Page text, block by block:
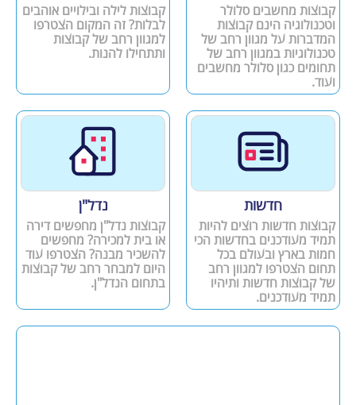
קבוצות מחשבים סלולר
וטכנולוגיה הינם קבוצות
המדברות על מגוון רחב של
טכנולוגיות במגוון רחב של
תחומים כגון סלולר מחשבים
ועוד.
קבוצות לילה ובילויים אוהבים
לבלות? זה המקום הצטרפו
למגוון רחב של קבוצות
ותתחילו להנות.
חדשות
קבוצות חדשות רוצים להיות
תמיד מעודכנים בחדשות הכי
חמות בארץ ובעולם בכל
תחום הצטרפו למגוון רחב
של קבוצות חדשות ותיהיו
תמיד מעודכנים.
נדל"ן
קבוצות נדל"ן מחפשים דירה
או בית למכירה? מחפשים
להשכיר מבנה? הצטרפו עוד
היום למבחר רחב של קבוצות
בתחום הנדל"ן.